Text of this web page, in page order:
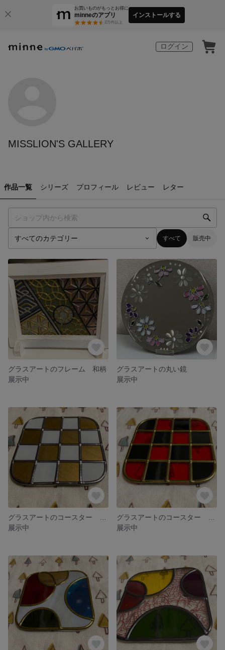
お買いものがもっとお得に
minneのアプリ
3万件以上
インストールする
ログイン
MISSLION'S GALLERY
作品一覧 シリーズ プロフィール レビュー レター
すべて 販売中
グラスアートのフレーム 和柄
展示中
グラスアートの丸い鏡
展示中
展示中
展示中